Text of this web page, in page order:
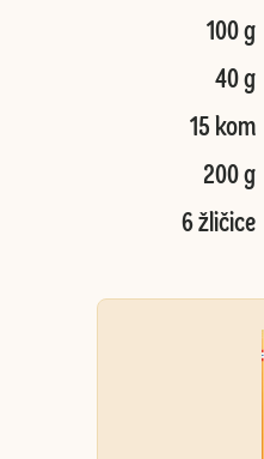
100 g
40 g
15 kom
200 g
6 žličice